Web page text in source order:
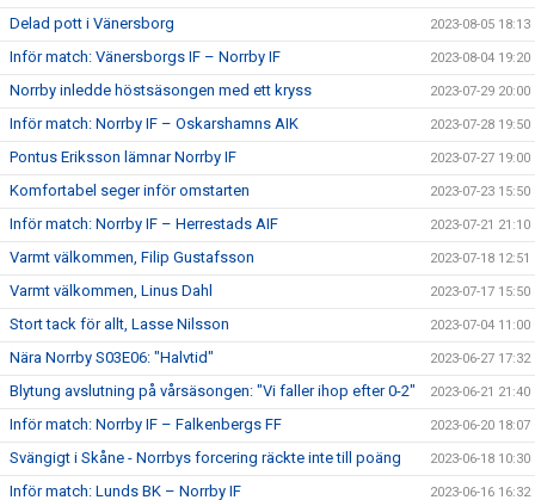
Delad pott i Vänersborg 2023-08-05 18:13
Inför match: Vänersborgs IF – Norrby IF 2023-08-04 19:20
Norrby inledde höstsäsongen med ett kryss 2023-07-29 20:00
Inför match: Norrby IF – Oskarshamns AIK 2023-07-28 19:50
Pontus Eriksson lämnar Norrby IF 2023-07-27 19:00
Komfortabel seger inför omstarten 2023-07-23 15:50
Inför match: Norrby IF – Herrestads AIF 2023-07-21 21:10
Varmt välkommen, Filip Gustafsson 2023-07-18 12:51
Varmt välkommen, Linus Dahl 2023-07-17 15:50
Stort tack för allt, Lasse Nilsson 2023-07-04 11:00
Nära Norrby S03E06: "Halvtid" 2023-06-27 17:32
Blytung avslutning på vårsäsongen: "Vi faller ihop efter 0-2" 2023-06-21 21:40
Inför match: Norrby IF – Falkenbergs FF 2023-06-20 18:07
Svängigt i Skåne - Norrbys forcering räckte inte till poäng 2023-06-18 10:30
Inför match: Lunds BK – Norrby IF 2023-06-16 16:32